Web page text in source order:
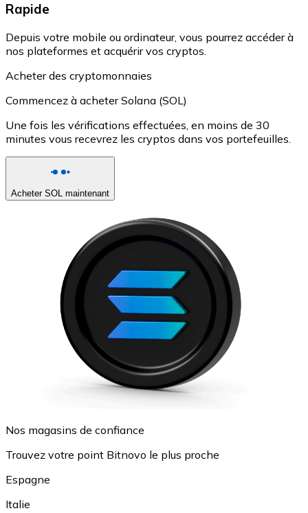
Rapide
Depuis votre mobile ou ordinateur, vous pourrez accéder à
nos plateformes et acquérir vos cryptos.
Acheter des cryptomonnaies
Commencez à acheter Solana (SOL)
Une fois les vérifications effectuées, en moins de 30
minutes vous recevrez les cryptos dans vos portefeuilles.
Acheter SOL maintenant
Nos magasins de confiance
Trouvez votre point Bitnovo le plus proche
Espagne
Italie